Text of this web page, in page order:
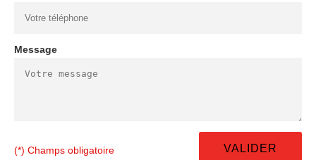
Message
(*) Champs obligatoire